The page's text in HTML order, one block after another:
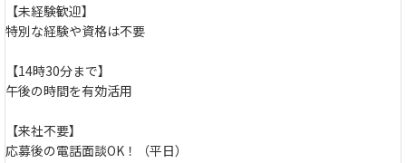
【未経験歓迎】
特別な経験や資格は不要
【14時30分まで】
午後の時間を有効活用
【来社不要】
応募後の電話面談OK！（平日）